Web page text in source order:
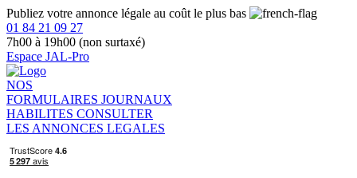
Publiez votre annonce légale au coût le plus bas
01 84 21 09 27
7h00 à 19h00 (non surtaxé)
Espace JAL-Pro
NOS
FORMULAIRES JOURNAUX
HABILITES CONSULTER
LES ANNONCES LEGALES